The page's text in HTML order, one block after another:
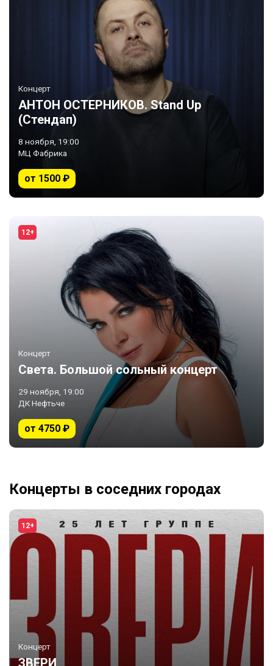
Концерт
АНТОН ОСТЕРНИКОВ. Stand Up
(Стендап)
8 ноября, 19:00
МЦ Фабрика
от 1500 ₽
12+
Концерт
Света. Большой сольный концерт
29 ноября, 19:00
ДК Нефтьче
от 4750 ₽
Концерты в соседних городах
12+
Концерт
ЗВЕРИ